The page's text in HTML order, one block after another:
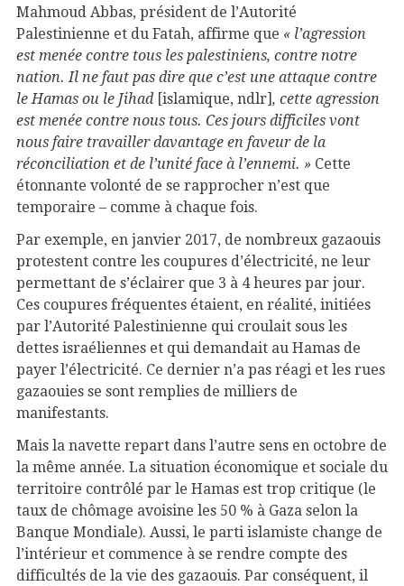
Mahmoud Abbas, président de l’Autorité
Palestinienne et du Fatah, affirme que « l’agression
est menée contre tous les palestiniens, contre notre
nation. Il ne faut pas dire que c’est une attaque contre
le Hamas ou le Jihad [islamique, ndlr], cette agression
est menée contre nous tous. Ces jours difficiles vont
nous faire travailler davantage en faveur de la
réconciliation et de l’unité face à l’ennemi. » Cette
étonnante volonté de se rapprocher n’est que
temporaire – comme à chaque fois.
Par exemple, en janvier 2017, de nombreux gazaouis
protestent contre les coupures d’électricité, ne leur
permettant de s’éclairer que 3 à 4 heures par jour.
Ces coupures fréquentes étaient, en réalité, initiées
par l’Autorité Palestinienne qui croulait sous les
dettes israéliennes et qui demandait au Hamas de
payer l’électricité. Ce dernier n’a pas réagi et les rues
gazaouies se sont remplies de milliers de
manifestants.
Mais la navette repart dans l’autre sens en octobre de
la même année. La situation économique et sociale du
territoire contrôlé par le Hamas est trop critique (le
taux de chômage avoisine les 50 % à Gaza selon la
Banque Mondiale). Aussi, le parti islamiste change de
l’intérieur et commence à se rendre compte des
difficultés de la vie des gazaouis. Par conséquent, il